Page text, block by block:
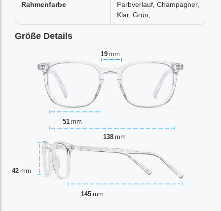
Rahmenfarbe
Farbverlauf, Champagner,
Klar, Grün,
Größe Details
19 mm
51 mm
42 mm
138 mm
145 mm